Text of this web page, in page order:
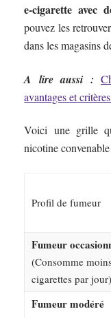
e-cigarette avec
pouvez les
dans les magasins
A lire aussi :
avantages et
Voici une grille
nicotine
Profil de fumeur
Fumeur
(Consomme
cigarettes par jour)
Fumeur modéré